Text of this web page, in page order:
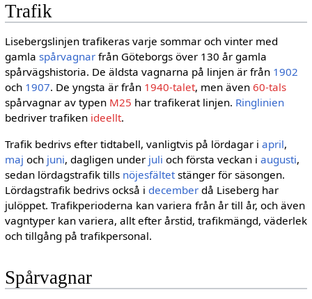
Trafik
Lisebergslinjen trafikeras varje sommar och vinter med
gamla spårvagnarfrån Göteborgs över 130 år gamla
spårvägshistoria. De äldsta vagnarna på linjen är från 1902
och 1907. De yngsta är från 1940-talet, men även 60-tals
spårvagnar av typen M25 har trafikerat linjen. Ringlinien
bedriver trafiken ideellt.
Trafik bedrivs efter tidtabell, vanligtvis på lördagar i april,
maj och juni, dagligen under juli och första veckan i augusti,
sedan lördagstrafik tills nöjesfältetstänger för säsongen.
Lördagstrafik bedrivs också i decemberdå Liseberg har
julöppet. Trafikperioderna kan variera från år till år, och även
vagntyper kan variera, allt efter årstid, trafikmängd, väderlek
och tillgång på trafikpersonal.
Spårvagnar